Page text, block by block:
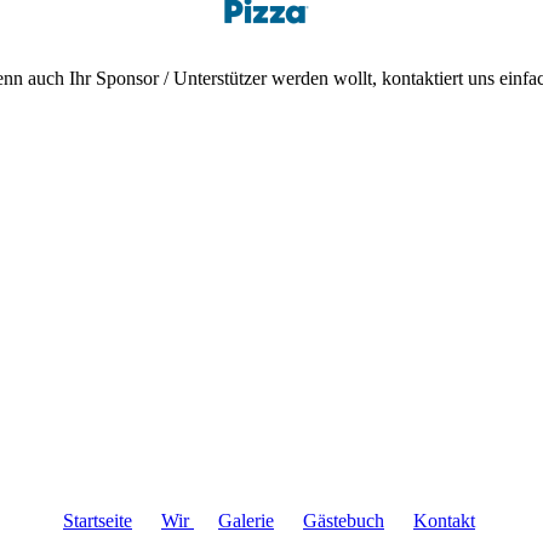
auch Ihr Sponsor / Unterstützer werden wollt, kontaktiert uns
Startseite Wir Galerie Gästebuch Kontakt